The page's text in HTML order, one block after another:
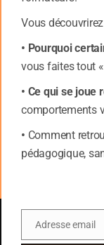
sont ensuite
Mais, selon le
de 2021
« Il n’y a pas
standard ni de
partir de
Vous
• Pourquoi
vous faites tout
• Ce qui se joue
comportements
• Comment
pédagogique,
Email
Adresse email